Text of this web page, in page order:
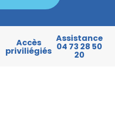
Accès
priviliégiés
Assistance
04 73 28 50
20